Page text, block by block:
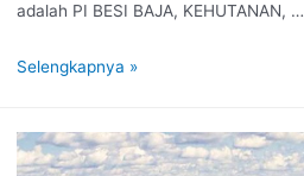
adalah PI BESI BAJA, KEHUTANAN, …
Selengkapnya »